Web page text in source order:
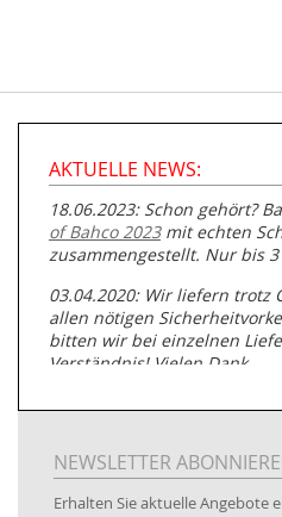
AKTUELLE NEWS:
18.06.2023: Schon gehört?
of Bahco 2023mit echten
zusammengestellt. Nur bis
03.04.2020: Wir liefern trotz
allen nötigen
bitten wir bei einzelnen
Verständnis! Vielen Dank.
05.07.2019: Neuester
Rohrbearbeitung
01.06.2019: Individuell
NEWSLETTER
Erhalten Sie aktuelle Angebote